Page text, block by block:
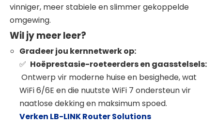
vinniger, meer stabiele en slimmer gekoppelde
omgewing.
Wil jy meer leer?
Gradeer jou kernnetwerk op:
✅ Hoëprestasie-roeteerders en gaasstelsels:
Ontwerp vir moderne huise en besighede, wat
WiFi 6/6E en die nuutste WiFi 7 ondersteun vir
naatlose dekking en maksimum spoed.
Verken LB-LINK Router Solutions